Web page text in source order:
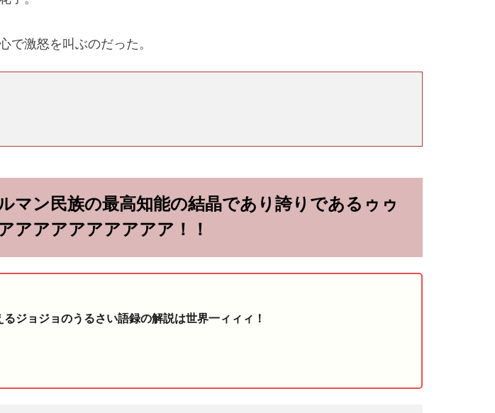
で激怒を叫ぶのだった。
マン民族の最高知能の結晶であり誇りであるゥゥ
アアアアアアアアア！！
ジョジョのうるさい語録の解説は世界一ィィィ！